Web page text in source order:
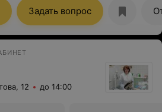
Задать вопрос
12 до 14:00